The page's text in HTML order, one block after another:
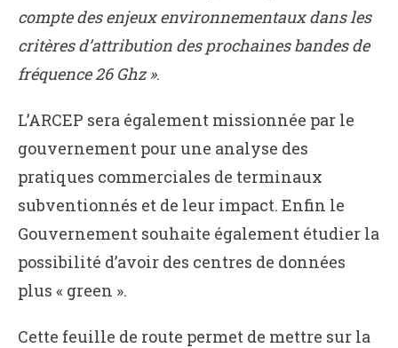
compte des enjeux environnementaux dans les
critères d’attribution des prochaines bandes de
fréquence 26 Ghz ».
L’ARCEP sera également missionnée par le
gouvernement pour une analyse des
pratiques commerciales de terminaux
subventionnés et de leur impact. Enfin le
Gouvernement souhaite également étudier la
possibilité d’avoir des centres de données
plus « green ».
Cette feuille de route permet de mettre sur la